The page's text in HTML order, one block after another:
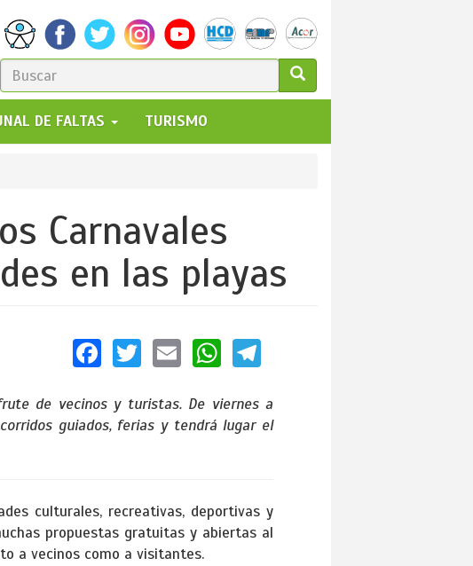
FORMULARIO
DE
BÚSQUEDA
GO!
DE FALTAS TURISMO
Carnavales
en las playas
Facebook
Twitter
EmailWhatsApp
Telegram
de vecinos y turistas. De viernes a
guiados, ferias y tendrá lugar el
culturales, recreativas, deportivas y
propuestas gratuitas y abiertas al
a vecinos como a visitantes.